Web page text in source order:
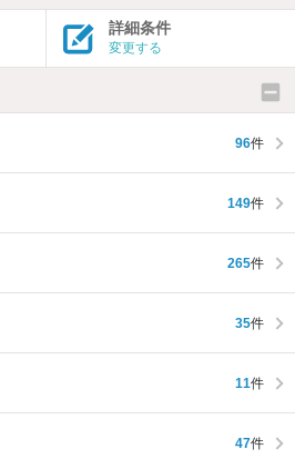
詳細条件
変更する
96件
149件
265件
35件
11件
47件